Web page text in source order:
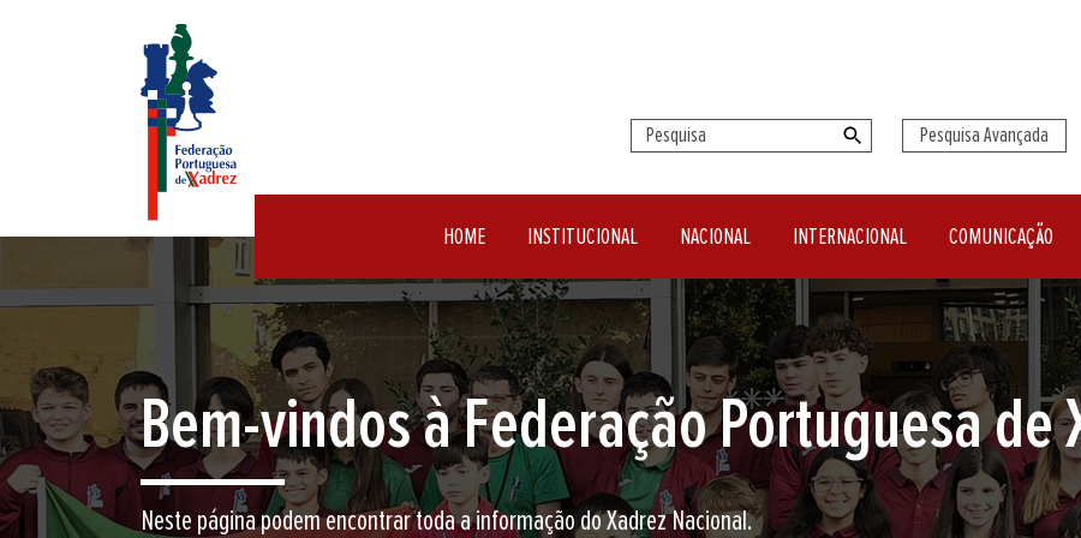
Pesquisa Avançada
HOME INSTITUCIONAL NACIONAL INTERNACIONAL COMUNICAÇÃO
Encontre aqui o seu clube de Xadrez
Junte-se a nós neste jogo milenar